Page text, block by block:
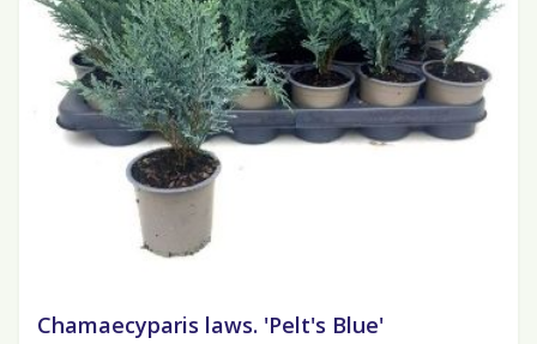
Chamaecyparis laws. 'Pelt's Blue'